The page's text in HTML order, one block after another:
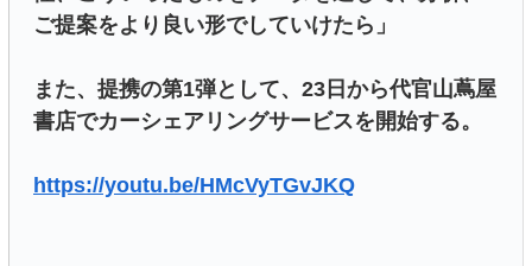
ご提案をより良い形でしていけたら」
また、提携の第1弾として、23日から代官山蔦屋
書店でカーシェアリングサービスを開始する。
https://youtu.be/HMcVyTGvJKQ